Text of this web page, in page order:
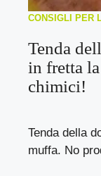
CONSIGLI PER
Tenda
in fretta
chimici!
Tenda della
muffa. No